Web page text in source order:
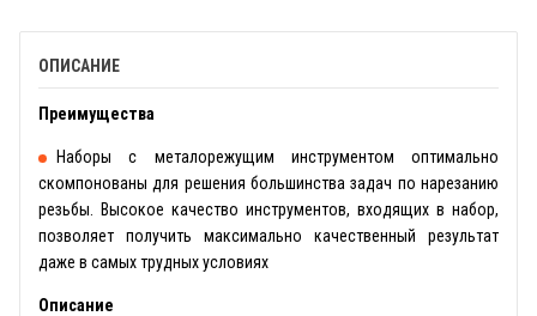
ОПИСАНИЕ
Преимущества
Наборы с металорежущим инструментом оптимально
скомпонованы для решения большинства задач по нарезанию
резьбы. Высокое качество инструментов, входящих в набор,
позволяет получить максимально качественный результат
даже в самых трудных условиях
Описание